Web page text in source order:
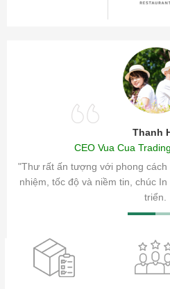
Thanh
CEO Vua Cua
"Thư rất ấn tượng với phong cách
nhiệm, tốc độ và niềm tin, chúc
triển.
sóc